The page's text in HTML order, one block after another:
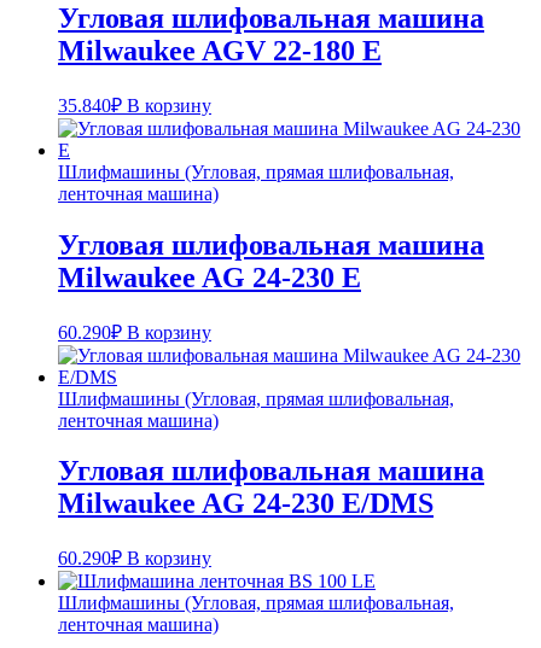
Угловая шлифовальная машина
Milwaukee AGV 22-180 E
35.840₽ В корзину
Шлифмашины (Угловая, прямая шлифовальная,
ленточная машина)
Угловая шлифовальная машина
Milwaukee AG 24-230 E
60.290₽ В корзину
Шлифмашины (Угловая, прямая шлифовальная,
ленточная машина)
Угловая шлифовальная машина
Milwaukee AG 24-230 E/DMS
60.290₽ В корзину
Шлифмашины (Угловая, прямая шлифовальная,
ленточная машина)